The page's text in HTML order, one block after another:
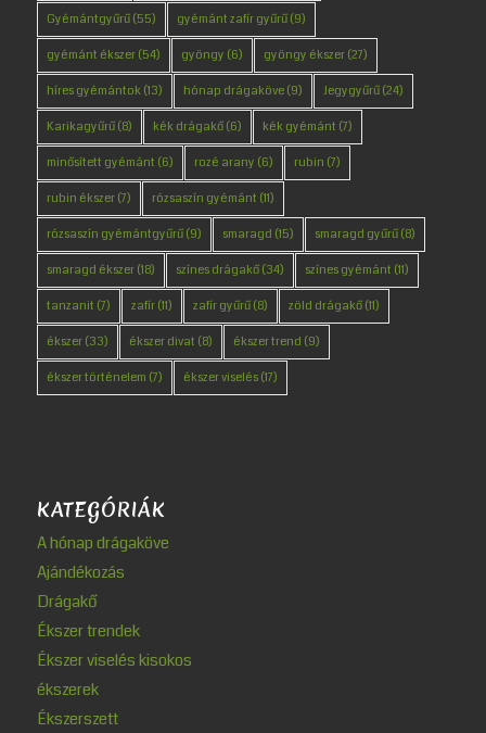
Gyémántgyűrű(55) gyémánt zafír gyűrű(9)
gyémánt ékszer(54) gyöngy (6) gyöngy ékszer(27)
híres gyémántok(13) hónap drágaköve(9) Jegygyűrű(24)
Karikagyűrű(8) kék drágakő(6) kék gyémánt (7)
minősített gyémánt (6) rozé arany (6) rubin (7)
rubin ékszer(7) rózsaszín gyémánt (11)
rózsaszín gyémántgyűrű(9) smaragd (15) smaragd gyűrű(8)
smaragd ékszer(18) színes drágakő(34) színes gyémánt (11)
tanzanit (7) zafír(11) zafír gyűrű(8) zöld drágakő(11)
ékszer(33) ékszer divat (8) ékszer trend (9)
ékszer történelem (7) ékszer viselés(17)
KATEGÓRIÁK
A hónap drágaköve
Ajándékozás
Drágakő
Ékszer trendek
Ékszer viselés kisokos
ékszerek
Ékszerszett